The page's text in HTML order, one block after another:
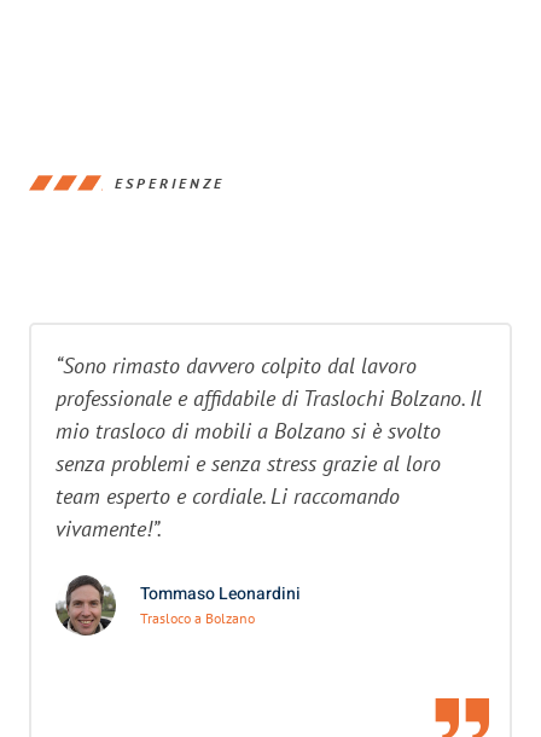
ESPERIENZE
“Sono rimasto davvero colpito dal lavoro
professionale e affidabile di Traslochi Bolzano. Il
mio trasloco di mobili a Bolzano si è svolto
senza problemi e senza stress grazie al loro
team esperto e cordiale. Li raccomando
vivamente!”.
Tommaso Leonardini
Trasloco a Bolzano